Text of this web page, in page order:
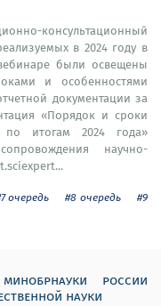
консультационный
в 2024 году в
были освещены
и особенностями
документации за
«Порядок и сроки
по итогам 2024 года»
научно-
очередь #8 очередь
#9
россии
науки